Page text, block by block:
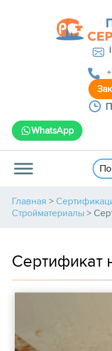
WhatsApp
Главная >
Стройматериалы >
Сертификат